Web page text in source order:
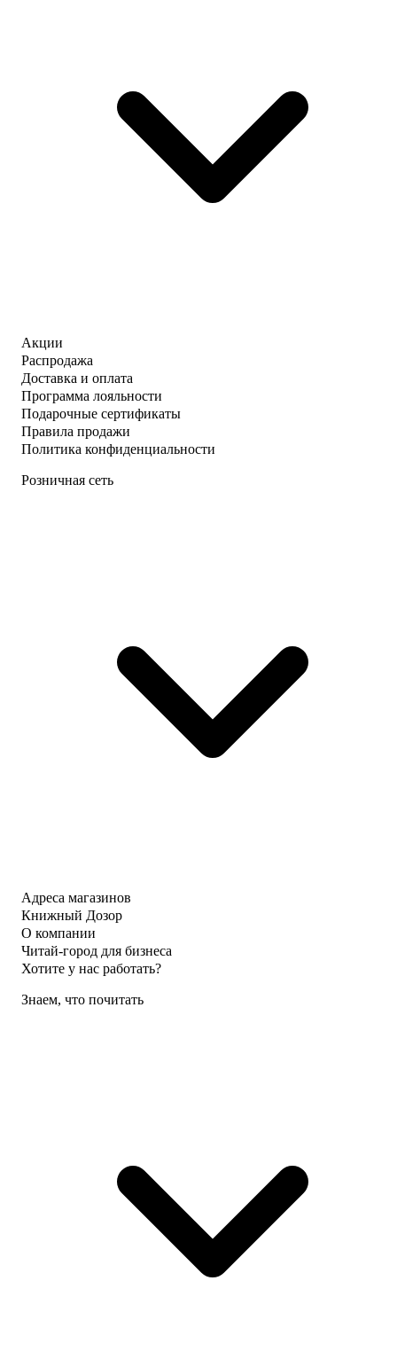
Акции
Распродажа
Доставка и оплата
Программа лояльности
Подарочные сертификаты
Правила продажи
Политика конфиденциальности
Розничная сеть
Адреса магазинов
Книжный Дозор
О компании
Читай-город для бизнеса
Хотите у нас работать?
Знаем, что почитать